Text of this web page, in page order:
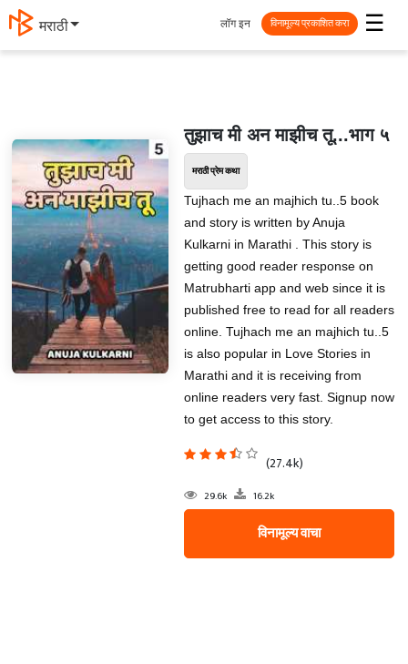
मराठी ☰
लॉग इन विनामूल्य प्रकाशित करा
तुझाच मी अन माझीच तू...भाग ५
मराठी प्रेम कथा
Tujhach me an majhich tu..5 book
and story is written by Anuja
Kulkarni in Marathi . This story is
getting good reader response on
Matrubharti app and web since it is
published free to read for all readers
online. Tujhach me an majhich tu..5
is also popular in Love Stories in
Marathi and it is receiving from
online readers very fast. Signup now
to get access to this story.
(27.4k)
29.6k 16.2k
विनामूल्य वाचा